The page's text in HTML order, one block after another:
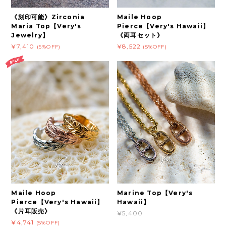
《刻印可能》Zirconia
Maria Top【Very's
Jewelry】
¥7,410
(5%OFF)
Maile Hoop
Pierce【Very's Hawaii】
《両耳セット》
¥8,522 (5%OFF)
Maile Hoop
Pierce【Very's Hawaii】
《片耳販売》
¥4,741
(5%OFF)
​​​​Marine Top【Very's
Hawaii】
¥5,400